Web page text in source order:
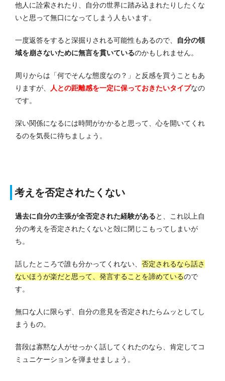
他人に詮索されたり、自分の世界に踏み込まれたりしたくな
いと思って無口になってしまう人もいます。
一度返答をすると深掘りされる可能性もあるので、
自分の領
域を崩さないために無言を貫いているのかもしれません。
周りからは「何でそんな態度なの？」と反感を買うこともあ
りますが、
人との距離感を一定に保っておきたいタイプなの
です。
深い関係になるには時間がかかると思って、心を開いてくれ
るのを気長に待ちましょう。
考えを否定されたくない
過去に自分の主張が全否定された経験があると、これ以上自
分の考えを否定されたくないと殻に閉じこもってしまいが
ち。
話したところで誰も分かってくれない、 否定されるなら話さ
ないほうが楽だと思って、発言することを諦めているので
す。
無口な人に限らず、自分の意見を否定されたらムッとしてし
まうもの。
普段は寡黙な人がせっかく話してくれたのなら、肯定してコ
ミュニケーションを弾ませましょう。